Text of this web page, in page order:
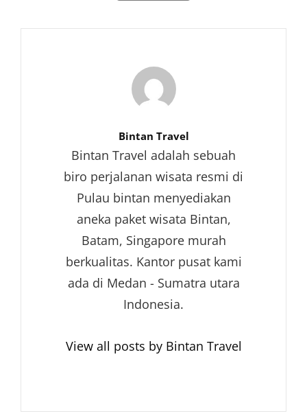
Author:
Bintan Travel
Bintan Travel adalah sebuah
biro perjalanan wisata resmi di
Pulau bintan menyediakan
aneka paket wisata Bintan,
Batam, Singapore murah
berkualitas. Kantor pusat kami
ada di Medan - Sumatra utara
Indonesia.
View all posts by Bintan Travel